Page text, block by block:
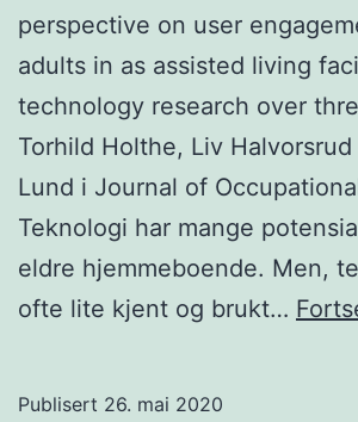
perspective on user
adults in as assisted living
technology research over
Torhild Holthe, Liv
Lund i Journal of
Teknologi har mange
eldre hjemmeboende. Men,
ofte lite kjent og brukt…
Publisert 26. mai 2020